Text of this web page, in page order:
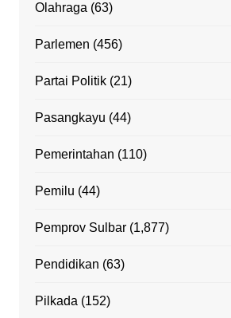
Olahraga(63)
Parlemen (456)
Partai Politik(21)
Pasangkayu (44)
Pemerintahan (110)
Pemilu (44)
Pemprov Sulbar(1,877)
Pendidikan (63)
Pilkada(152)